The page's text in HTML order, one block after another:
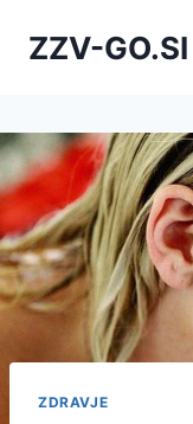
ZZV-GO.SI
ZDRAVJE